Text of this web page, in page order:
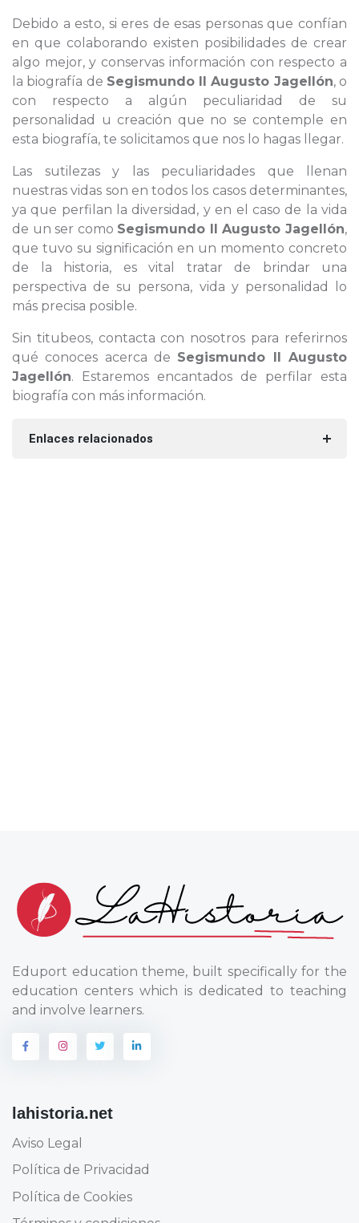
Debido a esto, si eres de esas personas que confían
en que colaborando existen posibilidades de crear
algo mejor, y conservas información con respecto a
la biografía de Segismundo II Augusto Jagellón, o
con respecto a algún peculiaridad de su
personalidad u creación que no se contemple en
esta biografía, te solicitamos que nos lo hagas llegar.
Las sutilezas y las peculiaridades que llenan
nuestras vidas son en todos los casos determinantes,
ya que perfilan la diversidad, y en el caso de la vida
de un ser como Segismundo II Augusto Jagellón,
que tuvo su significación en un momento concreto
de la historia, es vital tratar de brindar una
perspectiva de su persona, vida y personalidad lo
más precisa posible.
Sin titubeos, contacta con nosotros para referirnos
qué conoces acerca de Segismundo II Augusto
Jagellón. Estaremos encantados de perfilar esta
biografía con más información.
Enlaces relacionados
Eduport education theme, built specifically for the
education centers which is dedicated to teaching
and involve learners.
lahistoria.net
Aviso Legal
Política de Privacidad
Política de Cookies